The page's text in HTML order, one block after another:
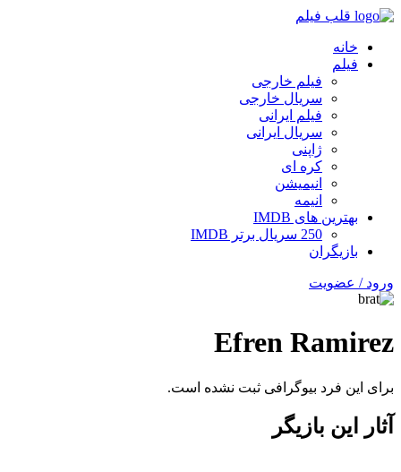
قلب فیلم
خانه
فیلم
فیلم خارجی
سریال خارجی
فیلم ایرانی
سریال ایرانی
ژاپنی
کره ای
انیمیشن
انیمه
بهترین های IMDB
250 سریال برتر IMDB
بازیگران
ورود / عضویت
Efren Ramirez
برای این فرد بیوگرافی ثبت نشده است.
آثار این بازیگر